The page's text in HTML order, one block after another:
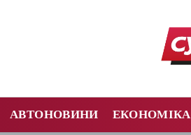
АВТОНОВИНИ ЕКОНОМІКА